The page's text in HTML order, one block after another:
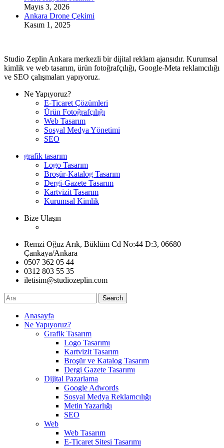
Mayıs 3, 2026
Ankara Drone Çekimi
Kasım 1, 2025
Studio Zeplin Ankara merkezli bir dijital reklam ajansıdır. Kurumsal
kimlik ve web tasarım, ürün fotoğrafçılığı, Google-Meta reklamcılığı
ve SEO çalışmaları yapıyoruz.
Ne Yapıyoruz?
E-Ticaret Çözümleri
Ürün Fotoğrafçılığı
Web Tasarım
Sosyal Medya Yönetimi
SEO
grafik tasarım
Logo Tasarım
Broşür-Katalog Tasarım
Dergi-Gazete Tasarım
Kartvizit Tasarım
Kurumsal Kimlik
Bize Ulaşın
Remzi Oğuz Arık, Büklüm Cd No:44 D:3, 06680
Çankaya/Ankara
0507 362 05 44
0312 803 55 35
iletisim@studiozeplin.com
Search
Anasayfa
Ne Yapıyoruz?
Grafik Tasarım
Logo Tasarımı
Kartvizit Tasarım
Broşür ve Katalog Tasarım
Dergi Gazete Tasarımı
Dijital Pazarlama
Google Adwords
Sosyal Medya Reklamcılığı
Metin Yazarlığı
SEO
Web
Web Tasarım
E-Ticaret Sitesi Tasarımı